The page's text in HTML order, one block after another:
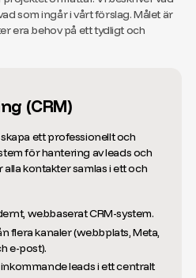
som ingår i vårt förslag. Målet är
era behov på ett tydligt och
(CRM)
ett professionellt och
för hantering av leads och
kontakter samlas i ett och
webbaserat CRM-system.
flera kanaler (webbplats, Meta,
e-post).
inkommande leads i ett centralt